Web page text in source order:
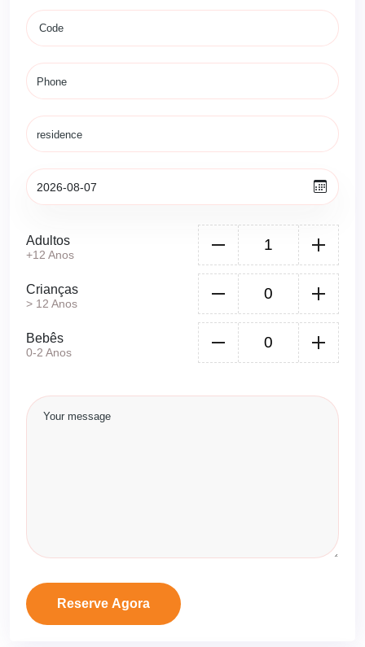
Adultos
+12 Anos
Crianças
> 12 Anos
Bebês
0-2 Anos
Reserve Agora